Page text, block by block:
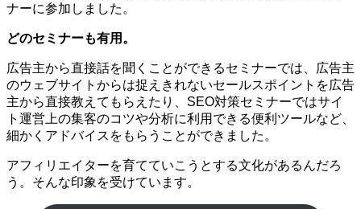
ナーに参加しました。
どのセミナーも有用。
広告主から直接話を聞くことができるセミナーでは、広告主
のウェブサイトからは捉えきれないセールスポイントを広告
主から直接教えてもらえたり、SEO対策セミナーではサイ
ト運営上の集客のコツや分析に利用できる便利ツールなど、
細かくアドバイスをもらうことができました。
アフィリエイターを育てていこうとする文化があるんだろ
う。そんな印象を受けています。